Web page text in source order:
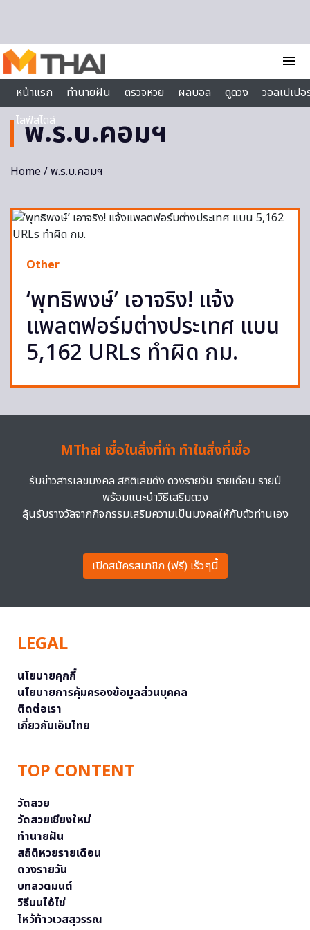
menu
หน้าแรก
ทำนายฝัน ตรวจหวย ผลบอล ดูดวง
วอลเปเป
ไลฟ์สไตล์
พ.ร.บ.คอมฯ
Home/ พ.ร.บ.คอมฯ
Other
‘พุทธิพงษ์’ เอาจริง! แจ้ง
แพลตฟอร์มต่างประเทศ แบน
5,162 URLs ทำผิด กม.
MThai เชื่อในสิ่งที่ทำ ทำในสิ่งที่เชื่อ
รับข่าวสารเลขมงคล สถิติเลขดัง ดวงรายวัน รายเดือน รายปี
พร้อมแนะนำวิธีเสริมดวง
ลุ้นรับรางวัลจากกิจกรรมเสริมความเป็นมงคลให้กับตัวท่านเอง
เปิดสมัครสมาชิก (ฟรี) เร็วๆนี้
LEGAL
นโยบายคุกกี้
นโยบายการคุ้มครองข้อมูลส่วนบุคคล
ติดต่อเรา
เกี่ยวกับเอ็มไทย
TOP CONTENT
วัดสวย
วัดสวยเชียงใหม่
ทำนายฝัน
สถิติหวยรายเดือน
ดวงรายวัน
บทสวดมนต์
วิธีบนไอ้ไข่
ไหว้ท้าวเวสสุวรรณ